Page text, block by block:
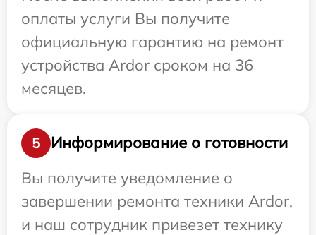
оплаты услуги Вы получите
официальную гарантию на ремонт
устройства Ardor сроком на 36
месяцев.
5
Информирование о готовности
Вы получите уведомление о
завершении ремонта техники Ardor,
и наш сотрудник привезет технику